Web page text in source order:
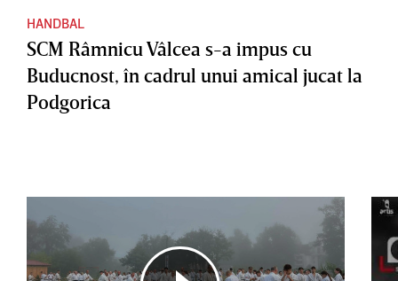
HANDBAL
SCM Râmnicu Vâlcea s-a impus cu
Buducnost, în cadrul unui amical jucat la
Podgorica